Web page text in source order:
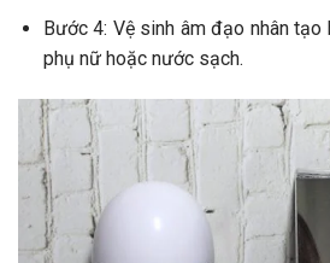
Bước 4: Vệ sinh âm đạo nhân
phụ nữ hoặc nước sạch.